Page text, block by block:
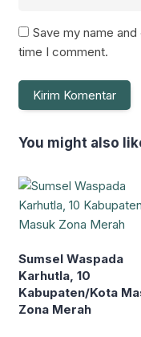
Save my name
time I comment.
You might also
Sumsel Waspada
Karhutla, 10
Kabupaten/Kota
Zona Merah